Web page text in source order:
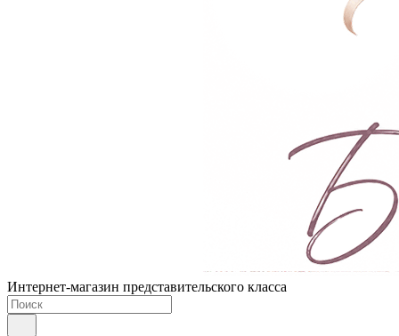
Интернет-магазин представительского класса